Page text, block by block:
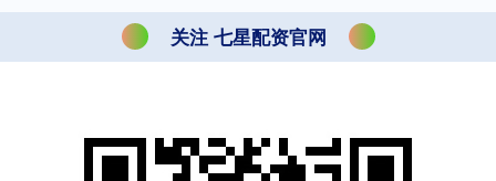
关注 七星配资官网